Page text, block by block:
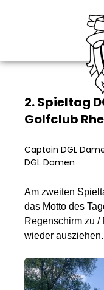
2. Spieltag
Golfclub
Captain DGL
DGL Damen
Am zweiten
das Motto des
Regenschirm zu
wieder ausziehen.